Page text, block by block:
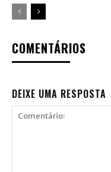
COMENTÁRIOS
DEIXE UMA RESPOSTA